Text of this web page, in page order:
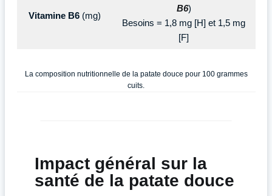
Vitamine B6(mg)
B6)
Besoins = 1,8 mg [H] et 1,5 mg
[F]
La composition nutritionnelle de la patate douce pour 100 grammes
cuits.
Impact général sur la
santé de la patate douce